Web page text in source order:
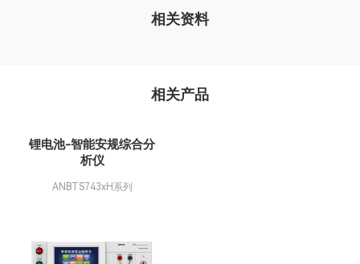
相关资料
相关产品
锂电池-智能安规综合分
析仪
ANBTS743xH系列